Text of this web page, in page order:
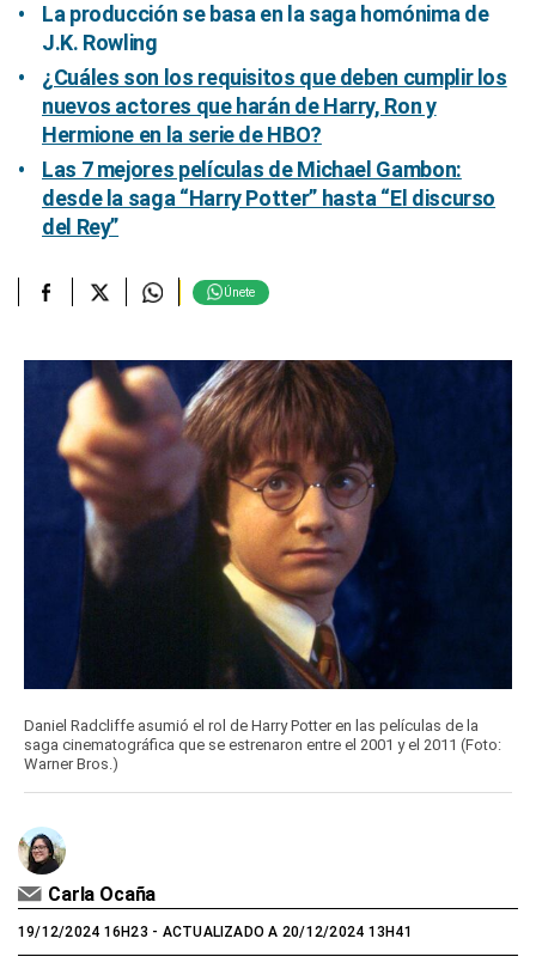
La producción se basa en la saga homónima de
J.K. Rowling
¿Cuáles son los requisitos que deben cumplir los
nuevos actores que harán de Harry, Ron y
Hermione en la serie de HBO?
Las 7 mejores películas de Michael Gambon:
desde la saga “Harry Potter” hasta “El discurso
del Rey”
Únete
Daniel Radcliffe asumió el rol de Harry Potter en las películas de la
saga cinematográfica que se estrenaron entre el 2001 y el 2011 (Foto:
Warner Bros.)
Carla Ocaña
19/12/2024 16H23 - ACTUALIZADO A 20/12/2024 13H41